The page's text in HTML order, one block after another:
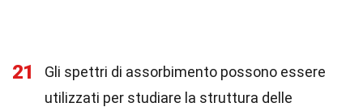
21
Gli spettri di assorbimento possono essere
utilizzati per studiare la struttura delle